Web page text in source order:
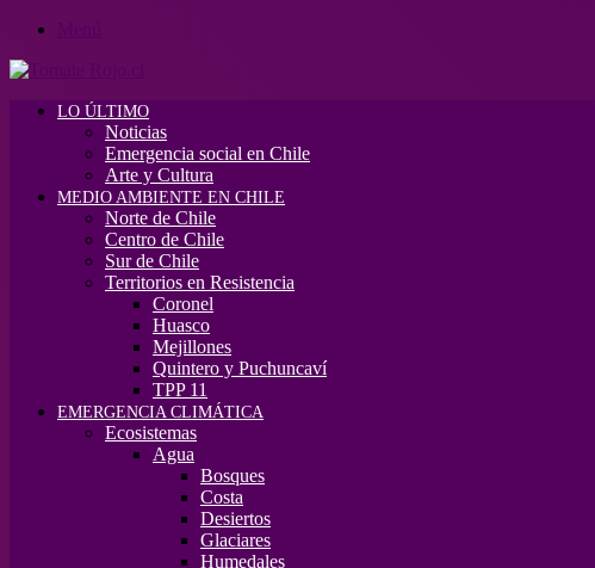
LO ÚLTIMO
Noticias
Emergencia social en Chile
Arte y Cultura
MEDIO AMBIENTE EN CHILE
Norte de Chile
Centro de Chile
Sur de Chile
Territorios en Resistencia
Coronel
Huasco
Mejillones
Quintero y Puchuncaví
TPP 11
EMERGENCIA CLIMÁTICA
Ecosistemas
Agua
Bosques
Costa
Desiertos
Glaciares
Humedales